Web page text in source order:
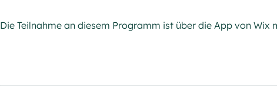
Die Teilnahme an diesem Programm ist über die App von Wix